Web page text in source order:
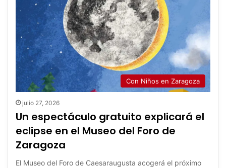
Con Niños en Zaragoza
julio 27, 2026
Un espectáculo gratuito explicará el
eclipse en el Museo del Foro de
Zaragoza
El Museo del Foro de Caesaraugusta acogerá el próximo